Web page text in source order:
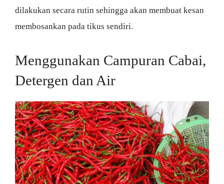
dilakukan secara rutin sehingga akan membuat kesan
membosankan pada tikus sendiri.
Menggunakan Campuran Cabai,
Detergen dan Air